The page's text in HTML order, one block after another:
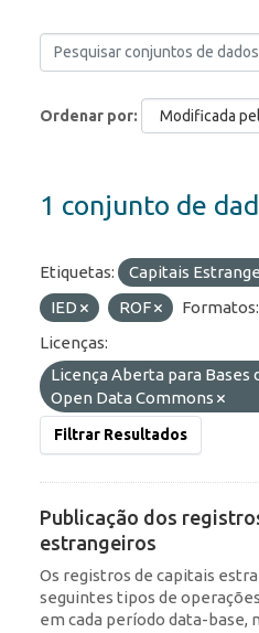
Ordenar por
1 conjunto de
Etiquetas: Capitais
IED
ROF Formatos:
Licenças:
Licença Aberta para Bases
Open Data Commons
Filtrar Resultados
Publicação dos
estrangeiros
Os registros de capitais
seguintes tipos de
em cada período data-base,